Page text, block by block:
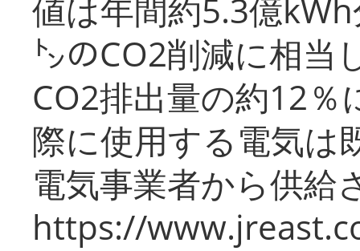
値は年間約5.3億
㌧のCO2削減に相当
CO2排出量の約12％
際に使用する電気は
電気事業者から供給
https://